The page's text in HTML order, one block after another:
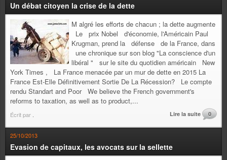
Un débat citoyen la crise de la dette
M algré les efforts de chacun ; la dette augmente
Le prix Nobel d'économie, l'Américain Paul
Krugman, prend la défense de la France, dans
une chronique sur son blog "La conscience d'un
libéral " sur le site du quotidien américain New
York Times , La France menacée par un mur de dette en 2015 La
France Est-Elle Définitivement Sortie De La Récession? Le compte
rendu Standart and Poor We believe the French government's
reforms to taxation, as well as to product,...
Écrit par Lire la suite 0
25/10/2013
Evasion de capitaux, les avocats sur la sellette